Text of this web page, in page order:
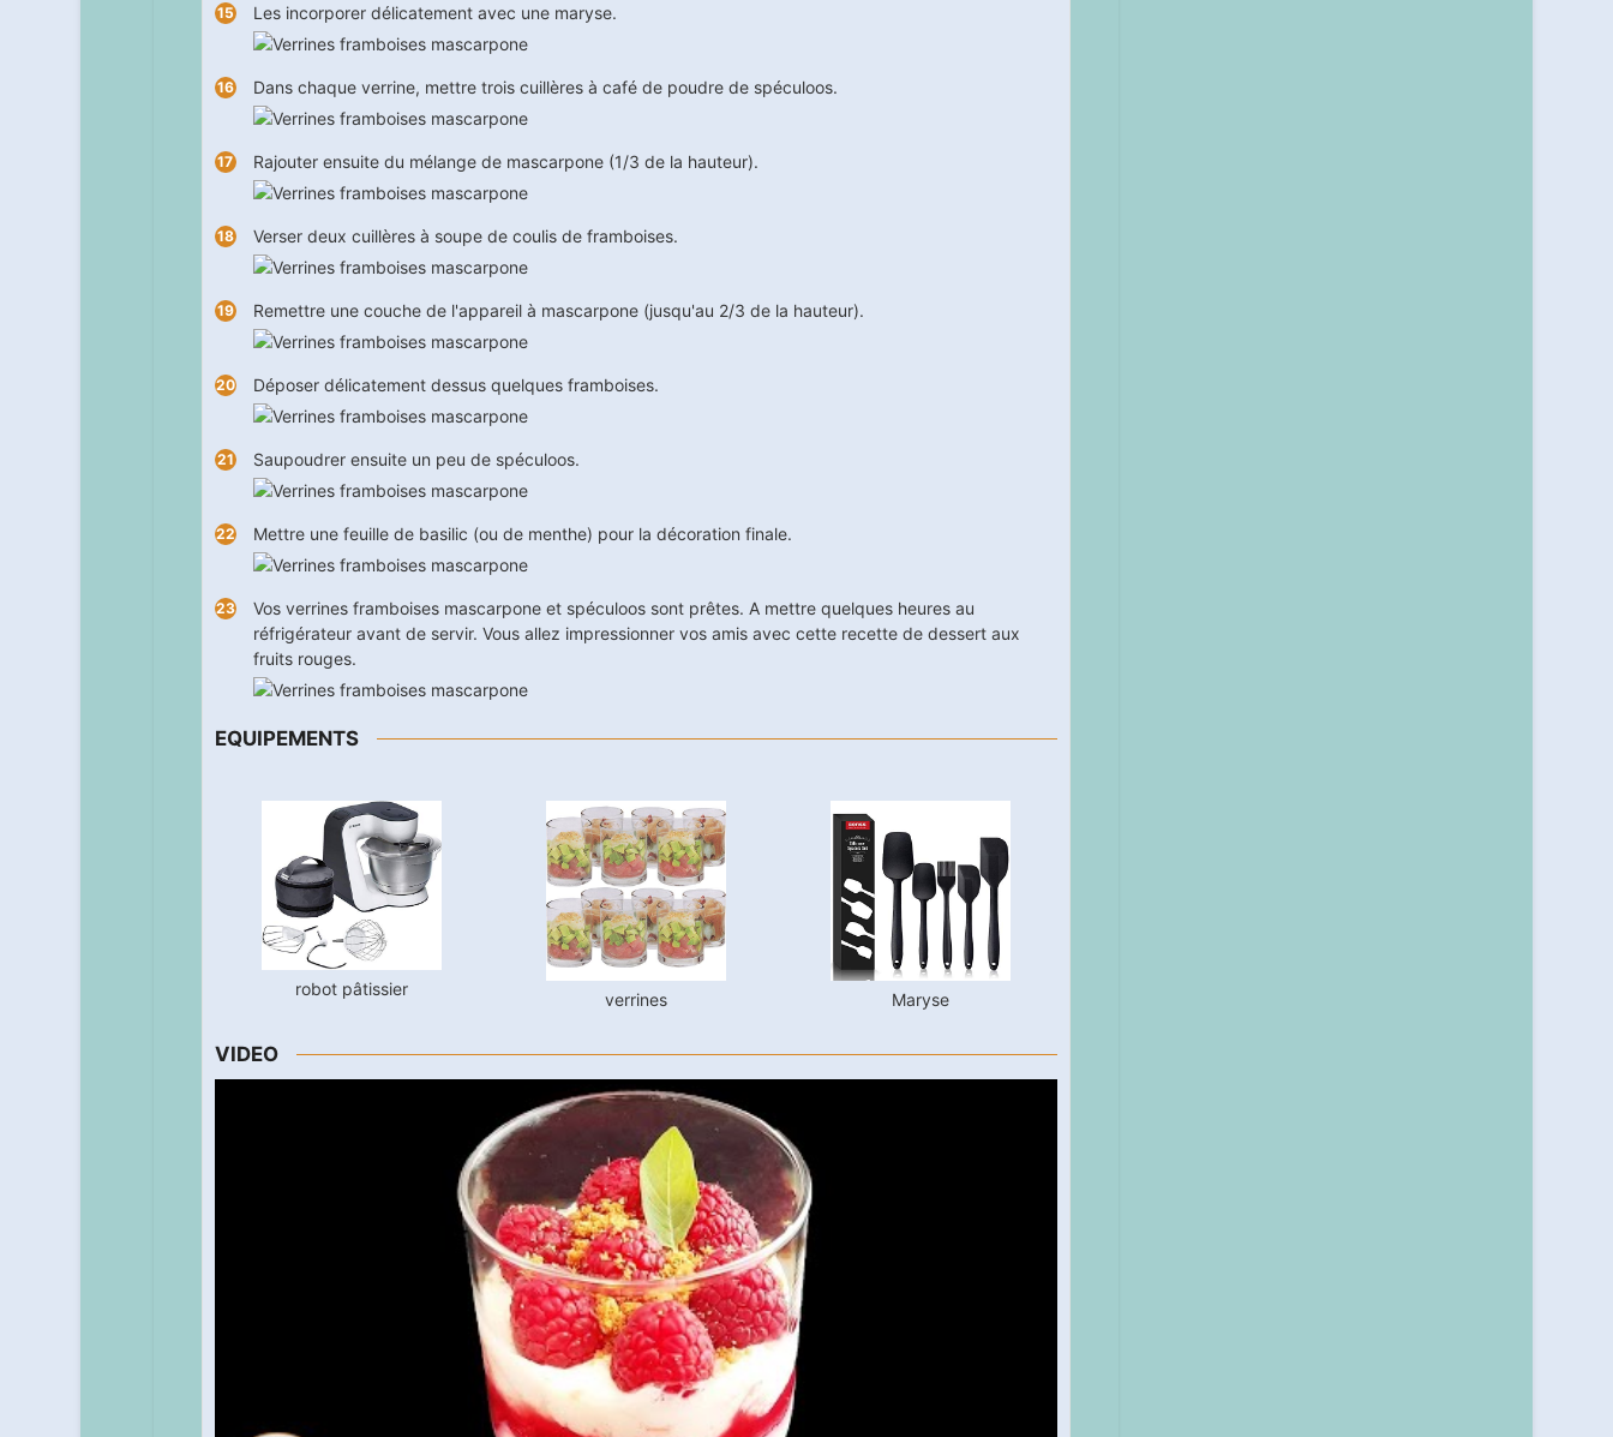
Les incorporer délicatement avec une maryse.
Dans chaque verrine, mettre trois cuillères à café de poudre de spéculoos.
Rajouter ensuite du mélange de mascarpone (1/3 de la hauteur).
Verser deux cuillères à soupe de coulis de framboises.
Remettre une couche de l'appareil à mascarpone (jusqu'au 2/3 de la hauteur).
Déposer délicatement dessus quelques framboises.
Saupoudrer ensuite un peu de spéculoos.
Mettre une feuille de basilic (ou de menthe) pour la décoration finale.
Vos verrines framboises mascarpone et spéculoos sont prêtes. A mettre quelques heures au
réfrigérateur avant de servir. Vous allez impressionner vos amis avec cette recette de dessert aux
fruits rouges.
EQUIPEMENTS
robot pâtissier
verrines Maryse
VIDEO